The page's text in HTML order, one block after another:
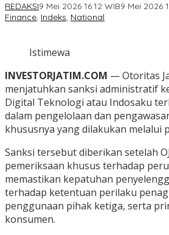
REDAKSI9 Mei 2026 16:12 WIB9 Mei 2026
Finance, Indeks, National
Istimewa
INVESTORJATIM.COM — Otoritas
menjatuhkan sanksi administratif
Digital Teknologi atau Indosaku
dalam pengelolaan dan
khususnya yang dilakukan melalui
Sanksi tersebut diberikan setelah
pemeriksaan khusus terhadap
memastikan kepatuhan
terhadap ketentuan perilaku
penggunaan pihak ketiga, serta
konsumen.